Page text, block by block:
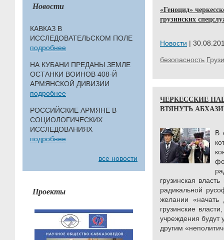
Новости
КАВКАЗ В
ИССЛЕДОВАТЕЛЬСКОМ ПОЛЕ
подробнее
НА КУБАНИ ПРЕДАНЫ ЗЕМЛЕ
ОСТАНКИ ВОИНОВ 408-Й
АРМЯНСКОЙ ДИВИЗИИ
подробнее
РОССИЙСКИЕ АРМЯНЕ В
СОЦИОЛОГИЧЕСКИХ
ИССЛЕДОВАНИЯХ
подробнее
все новости
Проекты
«Геноцид»
грузинских
Новости |
безопасность
ЧЕРКЕССКИЕ
ВТЯНУТЬ
В
грузинская
радикальной
желании «начать
грузинские
учреждения будут
другим